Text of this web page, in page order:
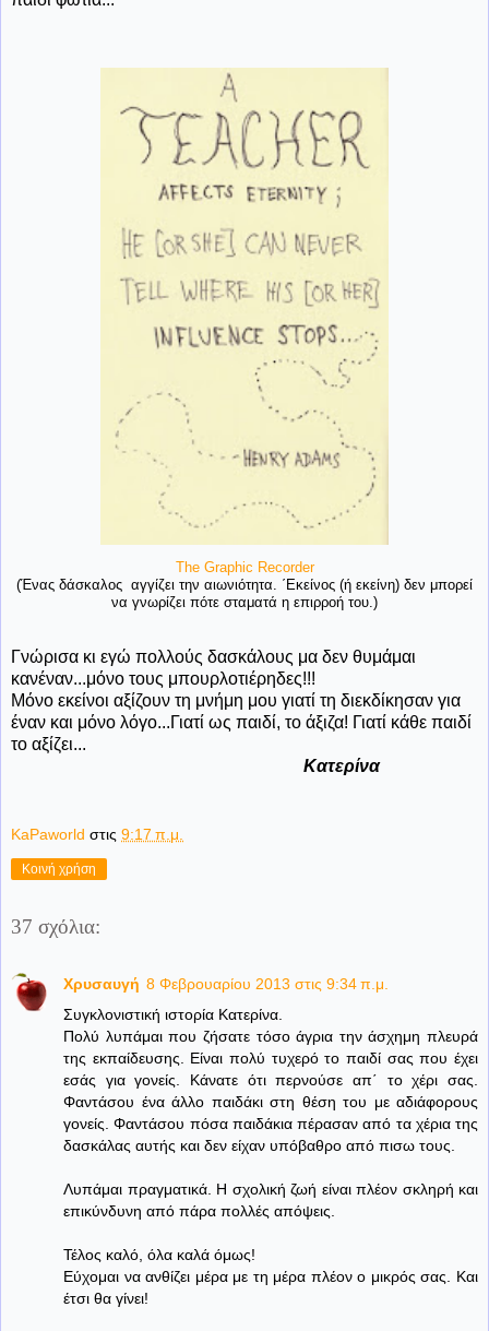
The Graphic Recorder
(Ένας δάσκαλος αγγίζει την αιωνιότητα. ΄Εκείνος (ή εκείνη) δεν μπορεί
να γνωρίζει πότε σταματά η επιρροή του.)
Γνώρισα κι εγώ πολλούς δασκάλους μα δεν θυμάμαι
κανέναν...μόνο τους μπουρλοτιέρηδες!!!
Μόνο εκείνοι αξίζουν τη μνήμη μου γιατί τη διεκδίκησαν για
έναν και μόνο λόγο...Γιατί ως παιδί, το άξιζα! Γιατί κάθε παιδί
το αξίζει...
Κατερίνα
KaPaworld στις 9:17 π.μ.
Κοινή χρήση
37 σχόλια:
Χρυσαυγή 8 Φεβρουαρίου 2013 στις 9:34 π.μ.
Συγκλονιστική ιστορία Κατερίνα.
Πολύ λυπάμαι που ζήσατε τόσο άγρια την άσχημη πλευρά
της εκπαίδευσης. Είναι πολύ τυχερό το παιδί σας που έχει
εσάς για γονείς. Κάνατε ότι περνούσε απ΄ το χέρι σας.
Φαντάσου ένα άλλο παιδάκι στη θέση του με αδιάφορους
γονείς. Φαντάσου πόσα παιδάκια πέρασαν από τα χέρια της
δασκάλας αυτής και δεν είχαν υπόβαθρο από πισω τους.
Λυπάμαι πραγματικά. Η σχολική ζωή είναι πλέον σκληρή και
επικύνδυνη από πάρα πολλές απόψεις.
Τέλος καλό, όλα καλά όμως!
Εύχομαι να ανθίζει μέρα με τη μέρα πλέον ο μικρός σας. Και
έτσι θα γίνει!